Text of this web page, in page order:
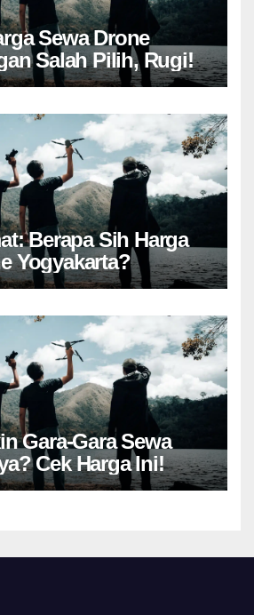
Sewa Drone
Salah Pilih, Rugi!
Berapa Sih Harga
Yogyakarta?
Gara-Gara Sewa
Cek Harga Ini!